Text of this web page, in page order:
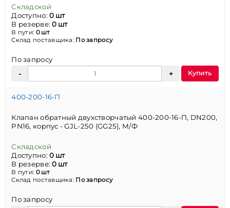
Складской
Доступно:0 шт
В резерве:0 шт
В пути: 0 шт
Склад поставщика: По запросу
По запросу
Купить
400-200-16-П
Клапан обратный двухстворчатый 400-200-16-П, DN200,
PN16, корпус - GJL-250 (GG25), М/Ф
Складской
Доступно:0 шт
В резерве:0 шт
В пути: 0 шт
Склад поставщика: По запросу
По запросу